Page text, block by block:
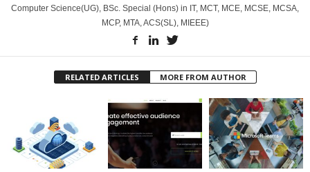
Computer Science(UG), BSc. Special (Hons) in IT, MCT, MCE, MCSE, MCSA,
MCP, MTA, ACS(SL), MIEEE)
RELATED ARTICLES MORE FROM AUTHOR